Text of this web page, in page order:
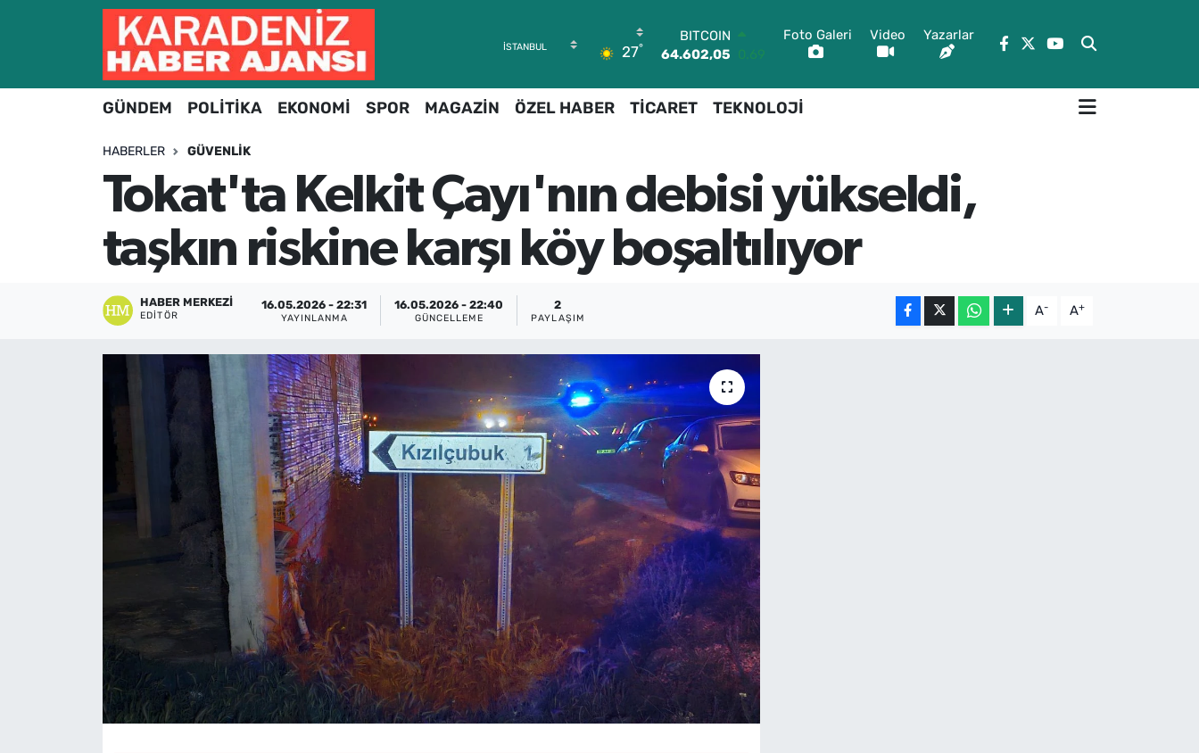
27°
BITCOIN
64.602,05 0.69
47,5986 0.06
EURO
GRAM ALTIN
6513.94
0.32
13.768
48
Foto Galeri Video Yazarlar
GÜNDEM POLİTİKA EKONOMİ SPOR MAGAZİN ÖZEL HABER TİCARET TEKNOLOJİ
HABERLER GÜVENLIK
Tokat'ta Kelkit Çayı'nın debisi yükseldi,
taşkın riskine karşı köy boşaltılıyor
HABER MERKEZI
EDITÖR
16.05.2026 - 22:31
YAYINLANMA
16.05.2026 - 22:40
GÜNCELLEME
2
PAYLAŞIM A- A+
Hava Durumu
Trafik Durumu
Süper Lig Puan Durumu ve Fikstür
Tüm Manşetler
Son Dakika Haberleri
Haber Arşivi